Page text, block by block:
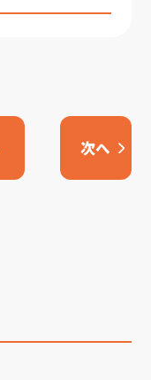
次へ